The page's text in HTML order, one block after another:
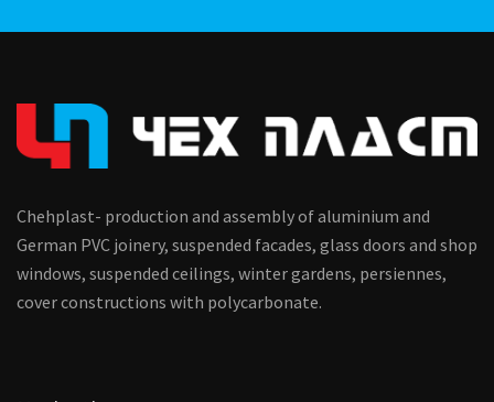
Chehplast- production and assembly of aluminium and
German PVC joinery, suspended facades, glass doors and shop
windows, suspended ceilings, winter gardens, persiennes,
cover constructions with polycarbonate.